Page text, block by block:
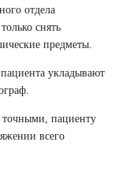
отдела
снять
предметы.
укладывают
пациенту
всего
услугу